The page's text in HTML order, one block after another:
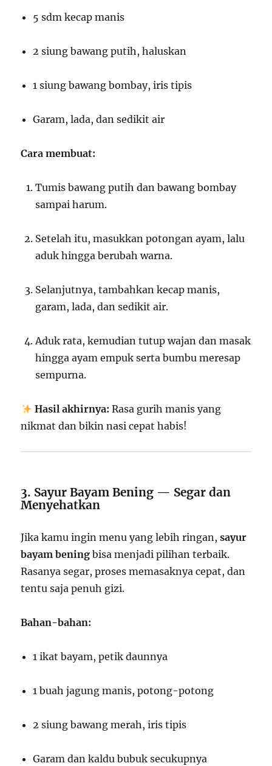
5 sdm kecap manis
2 siung bawang putih, haluskan
1 siung bawang bombay, iris tipis
Garam, lada, dan sedikit air
Cara membuat:
Tumis bawang putih dan bawang bombay
sampai harum.
Setelah itu, masukkan potongan ayam, lalu
aduk hingga berubah warna.
Selanjutnya, tambahkan kecap manis,
garam, lada, dan sedikit air.
Aduk rata, kemudian tutup wajan dan masak
hingga ayam empuk serta bumbu meresap
sempurna.
Hasil akhirnya: Rasa gurih manis yang
nikmat dan bikin nasi cepat habis!
3. Sayur Bayam Bening — Segar dan
Menyehatkan
Jika kamu ingin menu yang lebih ringan,sayur
bayam bening bisa menjadi pilihan terbaik.
Rasanya segar, proses memasaknya cepat, dan
tentu saja penuh gizi.
Bahan-bahan:
1 ikat bayam, petik daunnya
1 buah jagung manis, potong-potong
2 siung bawang merah, iris tipis
Garam dan kaldu bubuk secukupnya